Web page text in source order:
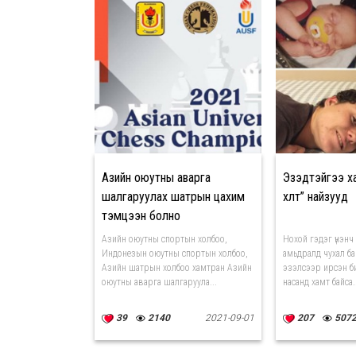
Азийн оюутны аварга
шалгаруулах шатрын цахим
тэмцээн болно
Азийн оюутны спортын холбоо,
Индонезын оюутны спортын холбоо,
Азийн шатрын холбоо хамтран Азийн
оюутны аварга шалгаруула...
39 2140 2021-09-01
Эзэдтэйгээ
хөлт” найзууд
Нохой гэдэг
амьдралд чухал
эзэлсээр ирсэн
насанд хамт
207 5072